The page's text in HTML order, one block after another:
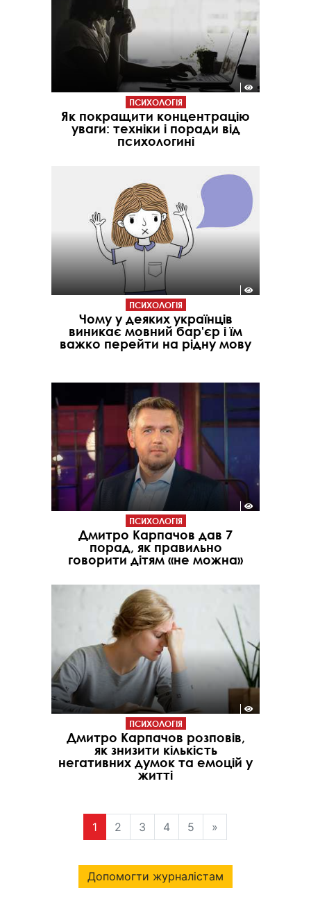
ПСИХОЛОГІЯ
Як покращити концентрацію
уваги: техніки і поради від
психологині
ПСИХОЛОГІЯ
Чому у деяких українців
виникає мовний бар'єр і їм
важко перейти на рідну мову
ПСИХОЛОГІЯ
Дмитро Карпачов дав 7
порад, як правильно
говорити дітям «не можна»
ПСИХОЛОГІЯ
Дмитро Карпачов розповів,
як знизити кількість
негативних думок та емоцій у
житті
1 2 3 4 5 »
Допомогти журналістам